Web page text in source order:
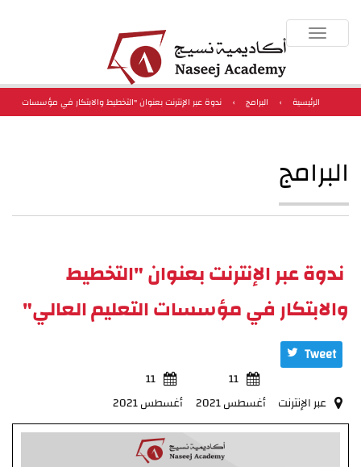
Toggle
navigation
الرئيسية › البرامج ›
ندوة عبر الإنترنت بعنوان "التخطيط والابتكار في مؤسسات
البرامج
ندوة عبر الإنترنت بعنوان "التخطيط
والابتكار في مؤسسات التعليم العالي"
Tweet
عبر الإنترنت
11
أغسطس 2021
11
أغسطس 2021